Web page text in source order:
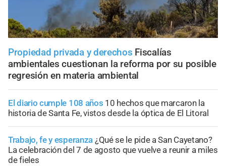
Propiedad privada y derechos Fiscalías
ambientales cuestionan la reforma por su posible
regresión en materia ambiental
El diario cumple 108 años 10 hechos que marcaron la
historia de Santa Fe, vistos desde la óptica de El Litoral
Trabajo, fe y esperanza ¿Qué se le pide a San Cayetano?
La celebración del 7 de agosto que vuelve a reunir a miles
de fieles